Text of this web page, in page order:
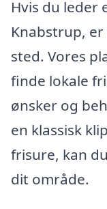
Hvis du leder
Knabstrup,
sted. Vores
finde lokale
ønsker og
en klassisk
frisure, kan
dit område.